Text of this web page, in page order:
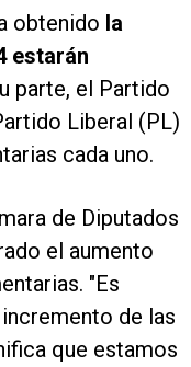
obtenido la
estarán
parte, el Partido
Liberal (PL)
cada uno.
de Diputados
el aumento
"Es
de las
que estamos